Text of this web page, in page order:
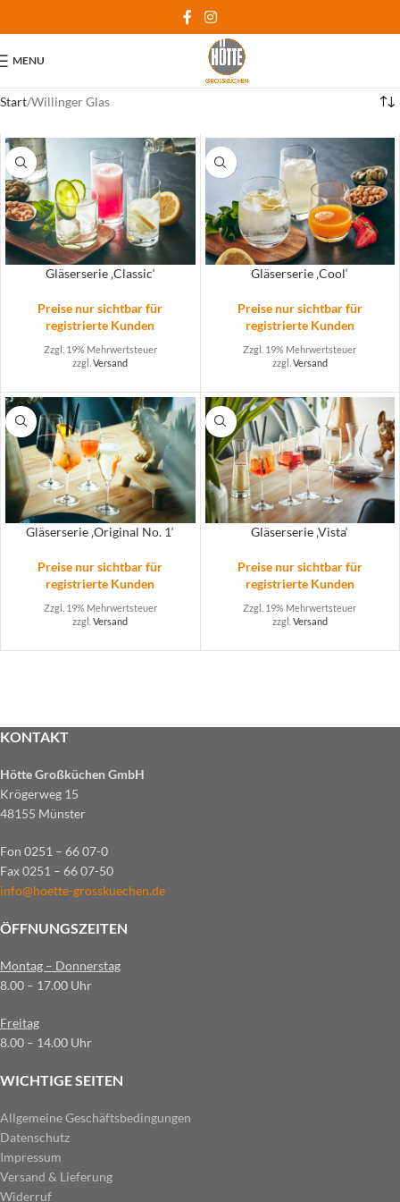
MENU
Start Willinger Glas
Gläserserie ‚Classic‘
Preise nur sichtbar für
registrierte Kunden
Zzgl. 19% Mehrwertsteuer
zzgl.Versand
Gläserserie ‚Cool‘
Preise nur sichtbar für
registrierte Kunden
Zzgl. 19% Mehrwertsteuer
zzgl. Versand
Gläserserie ‚Original No. 1‘
Preise nur sichtbar für
registrierte Kunden
Zzgl. 19% Mehrwertsteuer
zzgl.Versand
Gläserserie ‚Vista‘
Preise nur sichtbar für
registrierte Kunden
Zzgl. 19% Mehrwertsteuer
zzgl. Versand
KONTAKT
Hötte Großküchen GmbH
Krögerweg 15
48155 Münster
Fon 0251 – 66 07-0
Fax 0251 – 66 07-50
info@hoette-grosskuechen.de
ÖFFNUNGSZEITEN
Montag – Donnerstag
8.00 – 17.00 Uhr
Freitag
8.00 – 14.00 Uhr
WICHTIGE SEITEN
Allgemeine Geschäftsbedingungen
Datenschutz
Impressum
Versand & Lieferung
Widerruf